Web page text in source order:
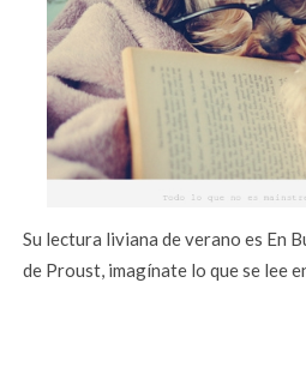
Su lectura liviana de verano es En
de Proust, imagínate lo que se lee